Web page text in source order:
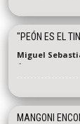
"PEÓN ES EL
Miguel
-
MANGONI